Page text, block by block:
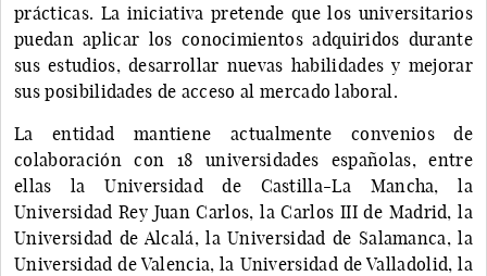
prácticas. La iniciativa pretende que los universitarios
puedan aplicar los conocimientos adquiridos durante
sus estudios, desarrollar nuevas habilidades y mejorar
sus posibilidades de acceso al mercado laboral.
La entidad mantiene actualmente convenios de
colaboración con 18 universidades españolas, entre
ellas la Universidad de Castilla-La Mancha, la
Universidad Rey Juan Carlos, la Carlos III de Madrid, la
Universidad de Alcalá, la Universidad de Salamanca, la
Universidad de Valencia, la Universidad de Valladolid, la